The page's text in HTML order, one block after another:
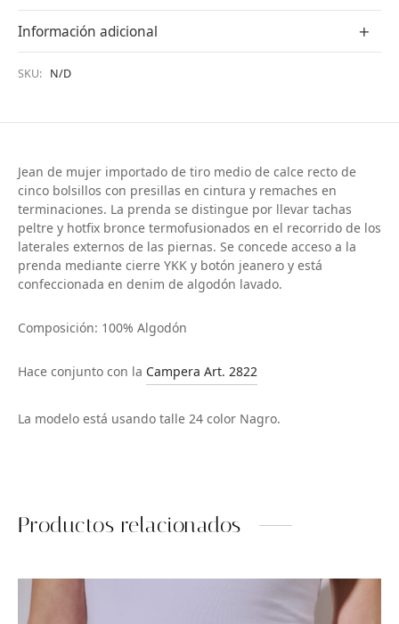
Información adicional
SKU: N/D
Jean de mujer importado de tiro medio de calce recto de
cinco bolsillos con presillas en cintura y remaches en
terminaciones. La prenda se distingue por llevar tachas
peltre y hotfix bronce termofusionados en el recorrido de los
laterales externos de las piernas. Se concede acceso a la
prenda mediante cierre YKK y botón jeanero y está
confeccionada en denim de algodón lavado.
Composición: 100% Algodón
Hace conjunto con la Campera Art. 2822
La modelo está usando talle 24 color Nagro.
Productos relacionados